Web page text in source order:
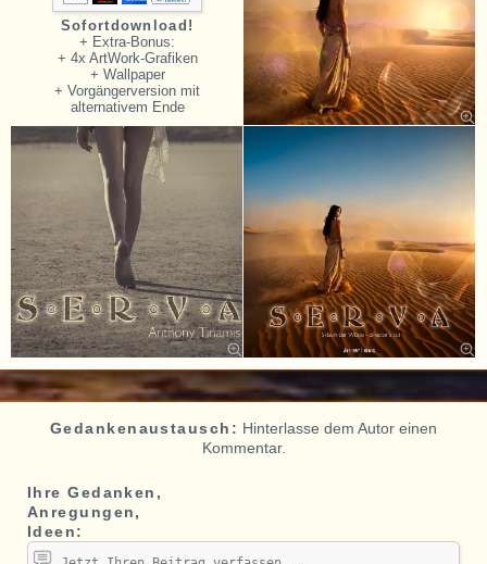
Sofortdownload!
+ Extra-Bonus:
+ 4x ArtWork-Grafiken
+ Wallpaper
+ Vorgängerversion mit
alternativem Ende
Gedankenaustausch: Hinterlasse dem Autor einen
Kommentar.
Ihre Gedanken,
Anregungen,
Ideen: